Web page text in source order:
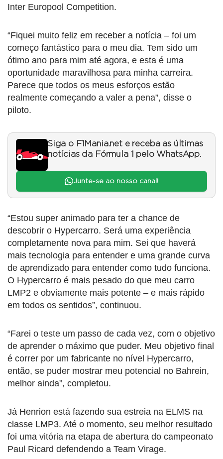
Inter Europool Competition.
“Fiquei muito feliz em receber a notícia – foi um
começo fantástico para o meu dia. Tem sido um
ótimo ano para mim até agora, e esta é uma
oportunidade maravilhosa para minha carreira.
Parece que todos os meus esforços estão
realmente começando a valer a pena”, disse o
piloto.
Siga o F1Mania.net e receba as últimas
notícias da Fórmula 1 pelo WhatsApp.
Junte-se ao nosso canal!
“Estou super animado para ter a chance de
descobrir o Hypercarro. Será uma experiência
completamente nova para mim. Sei que haverá
mais tecnologia para entender e uma grande curva
de aprendizado para entender como tudo funciona.
O Hypercarro é mais pesado do que meu carro
LMP2 e obviamente mais potente – e mais rápido
em todos os sentidos”, continuou.
“Farei o teste um passo de cada vez, com o objetivo
de aprender o máximo que puder. Meu objetivo final
é correr por um fabricante no nível Hypercarro,
então, se puder mostrar meu potencial no Bahrein,
melhor ainda”, completou.
Já Henrion está fazendo sua estreia na ELMS na
classe LMP3. Até o momento, seu melhor resultado
foi uma vitória na etapa de abertura do campeonato
Paul Ricard defendendo a Team Virage.